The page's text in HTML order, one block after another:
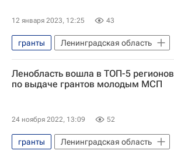
творчество
12 января 2023, 12:25 43
гранты
Ленинградская область
Андрей Белоусов
Ленобласть вошла в ТОП-5 регионов
по выдаче грантов молодым МСП
24 ноября 2022, 13:09 52
гранты
Ленинградская область